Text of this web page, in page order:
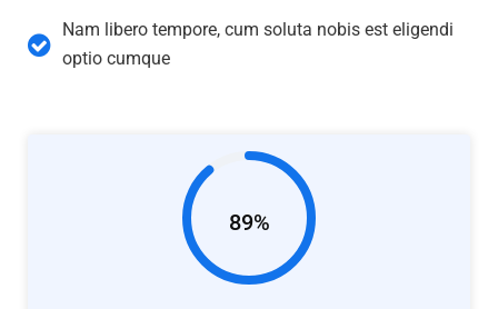
Nam libero tempore, cum soluta nobis est eligendi
optio cumque
89%